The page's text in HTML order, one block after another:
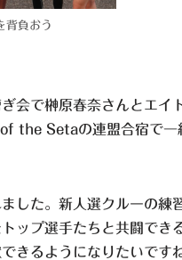
背負おう
会で榊原春奈さんとエイ
the Setaの連盟合宿で一
した。新人選クルーの練
ップ選手たちと共闘でき
きるようになりたいですね